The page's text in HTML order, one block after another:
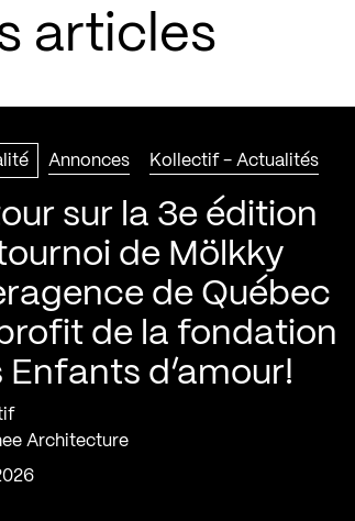
articles
Annonces Kollectif - Actualités
sur la 3e édition
de Mölkky
de Québec
de la fondation
Enfants d’amour!
Architecture